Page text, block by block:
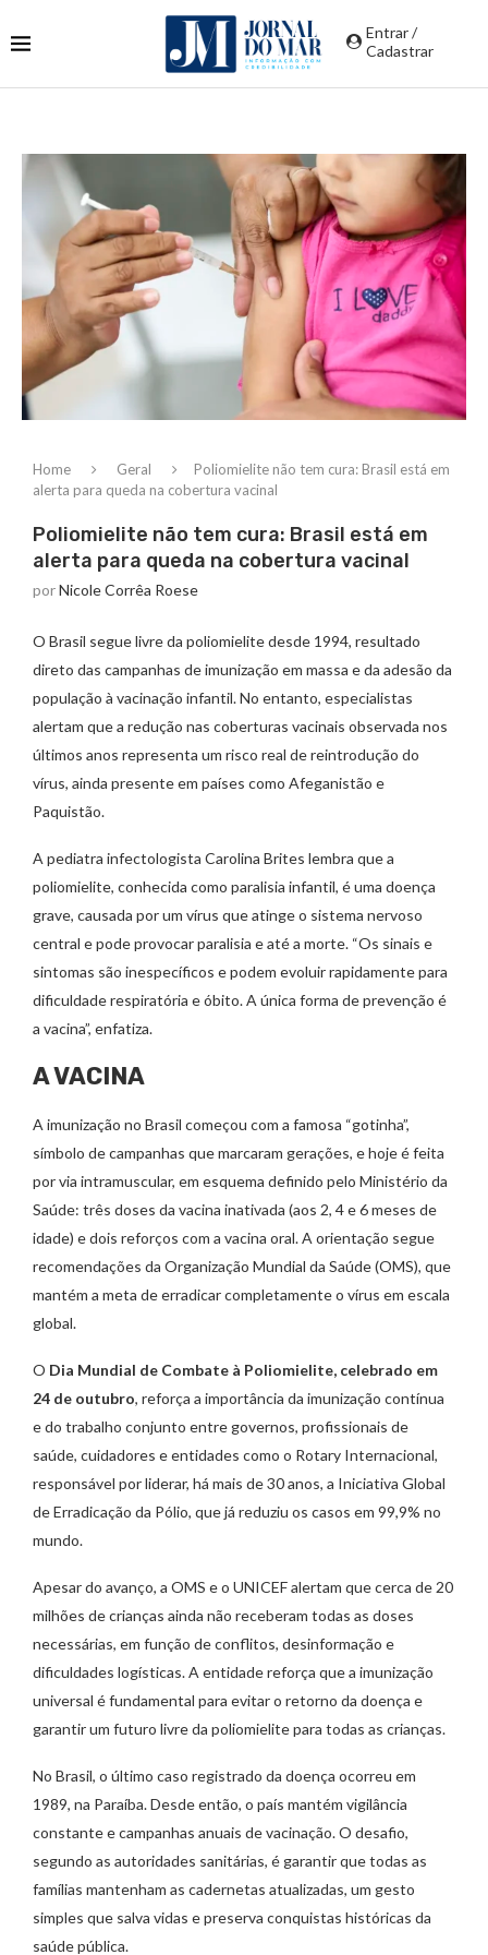
Entrar /
Cadastrar
Home Geral
Poliomielite não tem cura: Brasil está em
alerta para queda na cobertura vacinal
Poliomielite não tem cura: Brasil está em
alerta para queda na cobertura vacinal
porNicole Corrêa Roese
O Brasil segue livre da poliomielite desde 1994, resultado
direto das campanhas de imunização em massa e da adesão da
população à vacinação infantil. No entanto, especialistas
alertam que a redução nas coberturas vacinais observada nos
últimos anos representa um risco real de reintrodução do
vírus, ainda presente em países como Afeganistão e
Paquistão.
A pediatra infectologista Carolina Brites lembra que a
poliomielite, conhecida como paralisia infantil, é uma doença
grave, causada por um vírus que atinge o sistema nervoso
central e pode provocar paralisia e até a morte. “Os sinais e
sintomas são inespecíficos e podem evoluir rapidamente para
dificuldade respiratória e óbito. A única forma de prevenção é
a vacina”, enfatiza.
A VACINA
A imunização no Brasil começou com a famosa “gotinha”,
símbolo de campanhas que marcaram gerações, e hoje é feita
por via intramuscular, em esquema definido pelo Ministério da
Saúde: três doses da vacina inativada (aos 2, 4 e 6 meses de
idade) e dois reforços com a vacina oral. A orientação segue
recomendações da Organização Mundial da Saúde (OMS), que
mantém a meta de erradicar completamente o vírus em escala
global.
O Dia Mundial de Combate à Poliomielite, celebrado em
24 de outubro, reforça a importância da imunização contínua
e do trabalho conjunto entre governos, profissionais de
saúde, cuidadores e entidades como o Rotary Internacional,
responsável por liderar, há mais de 30 anos, a Iniciativa Global
de Erradicação da Pólio, que já reduziu os casos em 99,9% no
mundo.
Apesar do avanço, a OMS e o UNICEF alertam que cerca de 20
milhões de crianças ainda não receberam todas as doses
necessárias, em função de conflitos, desinformação e
dificuldades logísticas. A entidade reforça que a imunização
universal é fundamental para evitar o retorno da doença e
garantir um futuro livre da poliomielite para todas as crianças.
No Brasil, o último caso registrado da doença ocorreu em
1989, na Paraíba. Desde então, o país mantém vigilância
constante e campanhas anuais de vacinação. O desafio,
segundo as autoridades sanitárias, é garantir que todas as
famílias mantenham as cadernetas atualizadas, um gesto
simples que salva vidas e preserva conquistas históricas da
saúde pública.